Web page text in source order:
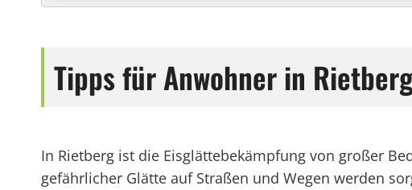
Tipps für Anwohner in
In Rietberg ist die Eisglättebekämpfung von großer
gefährlicher Glätte auf Straßen und Wegen werden